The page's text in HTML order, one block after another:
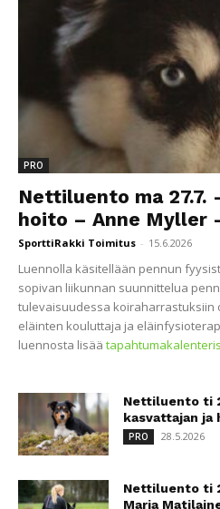
PRO
Nettiluento ma 27.7.
hoito – Anne Myller
SporttiRakki Toimitus - 15.6.2026
Luennolla käsitellään pennun
sopivan liikunnan suunnittelua
tulevaisuudessa koiraharrastuksiin
eläinten kouluttaja ja
luennosta lisää
Nettiluento ti
kasvattajan ja
PRO 28.5.2026
Nettiluento ti
Maria